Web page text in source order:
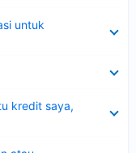
untuk
kredit saya,